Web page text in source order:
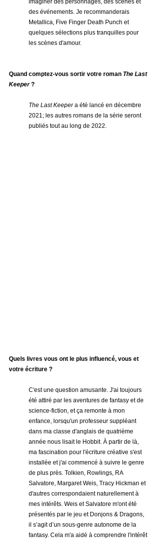
des événements. Je recommanderais
Metallica, Five Finger Death Punch et
quelques sélections plus tranquilles pour
les scènes d'amour.
Quand comptez-vous sortir votre roman The Last
Keeper ?
The Last Keeper a été lancé en décembre
2021; les autres romans de la série seront
publiés tout au long de 2022.
Quels livres vous ont le plus influencé, vous et
votre écriture ?
C'est une question amusante. J'ai toujours
été attiré par les aventures de fantasy et de
science-fiction, et ça remonte à mon
enfance, lorsqu'un professeur suppléant
dans ma classe d'anglais de quatrième
année nous lisait le Hobbit. À partir de là,
ma fascination pour l'écriture créative s'est
installée et j'ai commencé à suivre le genre
de plus près. Tolkien, Rowlings, RA
Salvatore, Margaret Weis, Tracy Hickman et
d'autres correspondaient naturellement à
mes intérêts. Weis et Salvatore m'ont été
présentés par le jeu et Donjons & Dragons,
il s’agit d’un sous-genre autonome de la
fantasy. Cela m'a aidé à comprendre l'intérêt